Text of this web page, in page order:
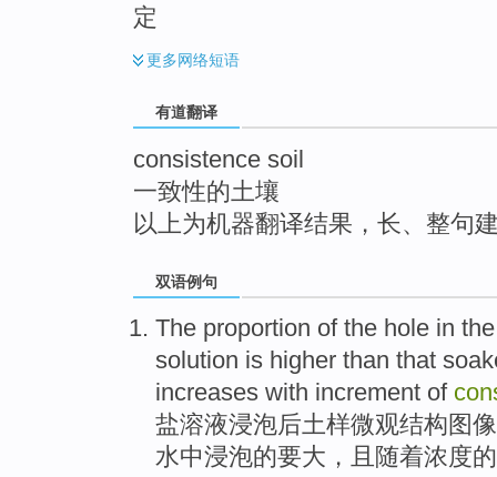
定
更多网络短语
有道翻译
consistence soil
一致性的土壤
以上为机器翻译结果，长、整句
双语例句
The proportion ofthe hole in
solution is higher than that
increases with increment of
盐溶液浸泡后土样微观结构图
水中浸泡的要大， 且 随着浓度的